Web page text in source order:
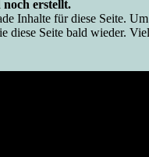
noch erstellt.
Inhalte für diese Seite.
diese Seite bald wieder.